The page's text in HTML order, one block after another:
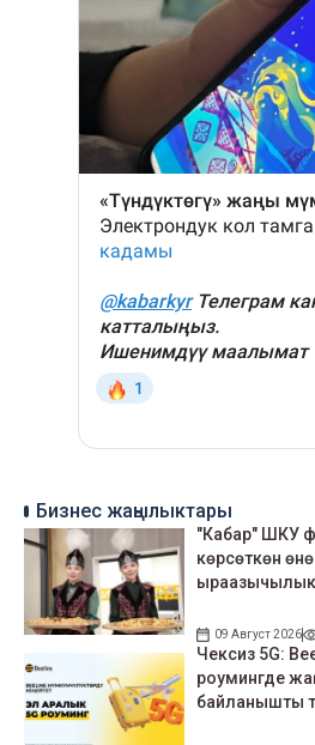
Бизнес жаңылыктары
"Кабар" ШКУ
көрсөткөн
09 Август 2026
Чексиз 5G:
роумингде
байланышты